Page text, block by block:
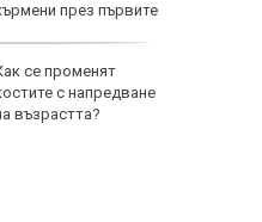
през първите
се променят
с напредване
възрастта?